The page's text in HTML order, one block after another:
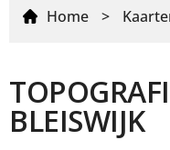
Home >
BLEISWIJK